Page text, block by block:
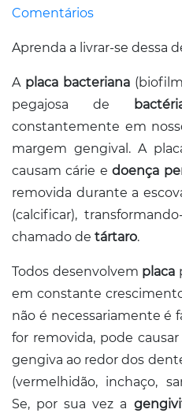
Comentários
Aprenda a livrar-se dessa
A placa bacteriana
pegajosa de
constantemente em
margem gengival. A
causam cárie edoença
removida durante a
(calcificar),
chamado de tártaro.
Todos desenvolvem placa
em constante
não é necessariamente é
for removida, pode
gengiva ao redor dos
(vermelhidão, inchaço,
Se, por sua vez a